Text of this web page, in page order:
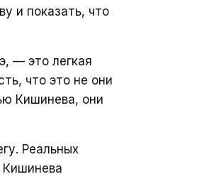
и показать, что
— это легкая
что это не они
Кишинева, они
Реальных
Кишинева